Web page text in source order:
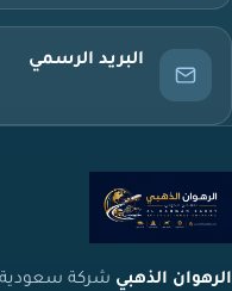
البريد الرسمي
الرهوان الذهبي شركة